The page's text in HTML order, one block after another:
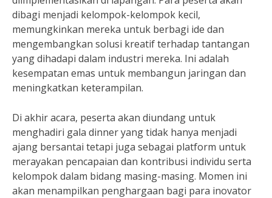
dibagi menjadi kelompok-kelompok kecil,
memungkinkan mereka untuk berbagi ide dan
mengembangkan solusi kreatif terhadap tantangan
yang dihadapi dalam industri mereka. Ini adalah
kesempatan emas untuk membangun jaringan dan
meningkatkan keterampilan.
Di akhir acara, peserta akan diundang untuk
menghadiri gala dinner yang tidak hanya menjadi
ajang bersantai tetapi juga sebagai platform untuk
merayakan pencapaian dan kontribusi individu serta
kelompok dalam bidang masing-masing. Momen ini
akan menampilkan penghargaan bagi para inovator